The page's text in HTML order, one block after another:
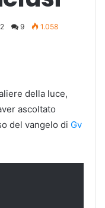
9
1.058
della luce,
ascoltato
del vangelo di Gv